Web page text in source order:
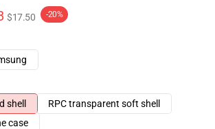
$17.50 -20%
shell
RPC transparent soft shell
case